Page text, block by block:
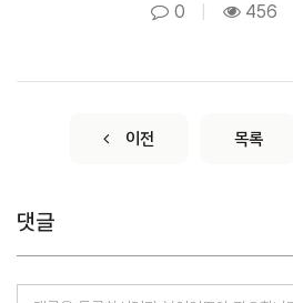
0 456
이전 목록
댓글